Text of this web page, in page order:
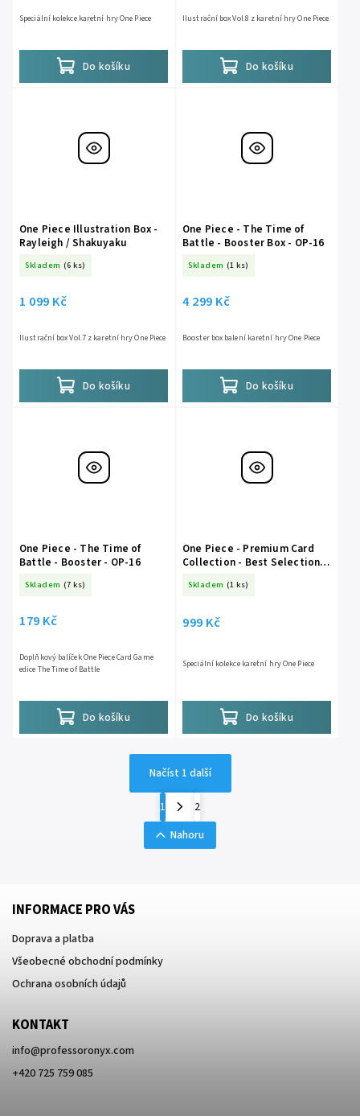
Do košíku
Speciální kolekce karetní hry One Piece
Do košíku
Ilustrační box Vol.8 z karetní hry One Piece
One Piece Illustration Box -
Rayleigh / Shakuyaku
Skladem (6 ks)
1 099 Kč
Do košíku
Ilustrační box Vol.7 z karetní hry One Piece
One Piece - The Time of
Battle - Booster Box - OP-16
Skladem (1 ks)
4 299 Kč
Do košíku
Booster box balení karetní hry One Piece
One Piece - The Time of
Battle - Booster - OP-16
Skladem (7 ks)
179 Kč
Do košíku
Doplňkový balíček One Piece Card Game
edice The Time of Battle
One Piece - Premium Card
Collection - Best Selection
Skladem (1 ks)
999 Kč
Do košíku
Speciální kolekce karetní hry One Piece
Načíst 1 další
1
2
Nahoru
INFORMACE PRO VÁS
Doprava a platba
Všeobecné obchodní podmínky
Ochrana osobních údajů
KONTAKT
info@professoronyx.com
+420 725 759 085